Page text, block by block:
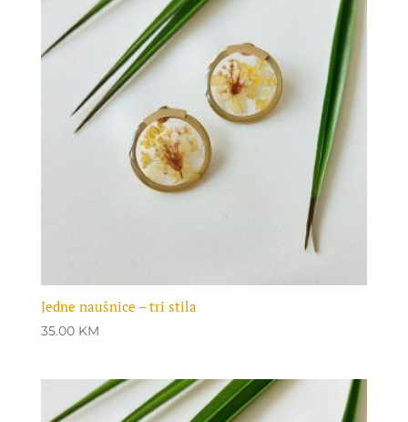
Jedne naušnice – tri stila
35.00 KM